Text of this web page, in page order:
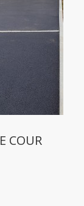
COUR